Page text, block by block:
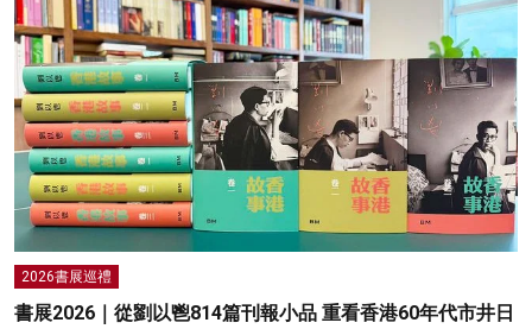
2026書展巡禮
書展2026｜從劉以鬯814篇刊報小品 重看香港60年代市井日